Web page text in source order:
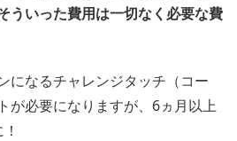
ういった費用は一切なく必要な費
になるチャレンジタッチ（コー
が必要になりますが、6ヵ月以上